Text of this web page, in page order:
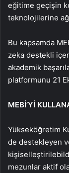
eğitime geçişin
teknolojilerine
Bu kapsamda
zeka destekli
akademik
platformunu 21
MEBİ’Yİ
Yükseköğretim
de destekleyen
mezunlar aktif